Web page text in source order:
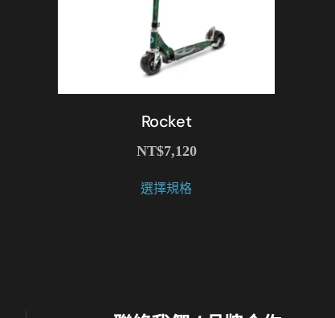
Rocket
NT$7,120
選擇規格產
式。